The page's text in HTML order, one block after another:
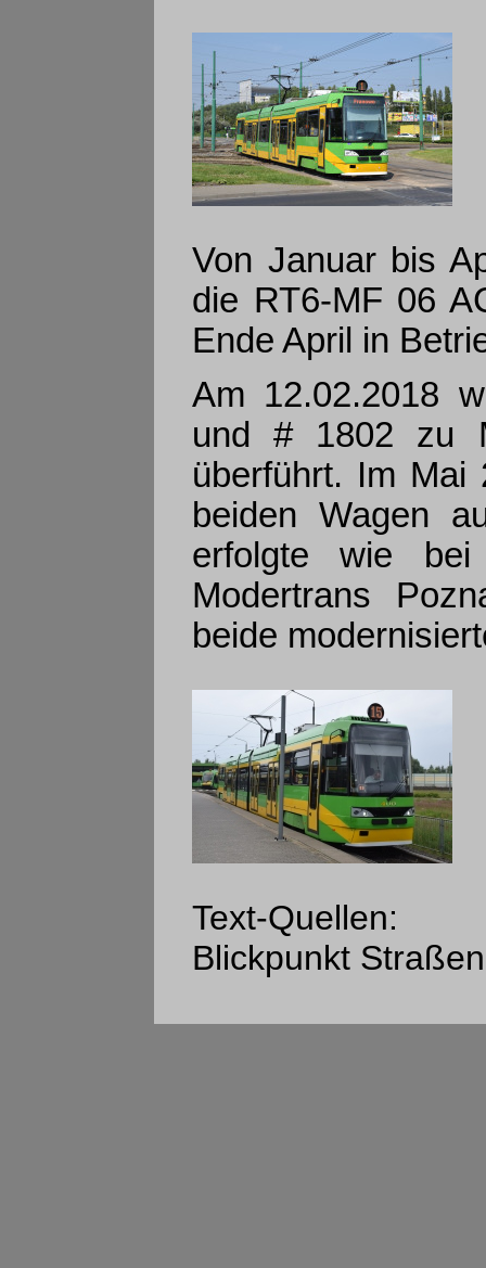
Von Januar bis
die RT6-MF 06
Ende April in
Am 12.02.2018
und # 1802 zu
überführt. Im Mai
beiden Wagen
erfolgte wie
Modertrans
beide
Text-Quellen:
Blickpunkt